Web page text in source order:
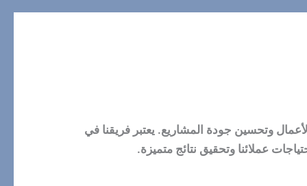
وتحسين جودة المشاريع. يعتبر فريقنا في
عملائنا وتحقيق نتائج متميزة.